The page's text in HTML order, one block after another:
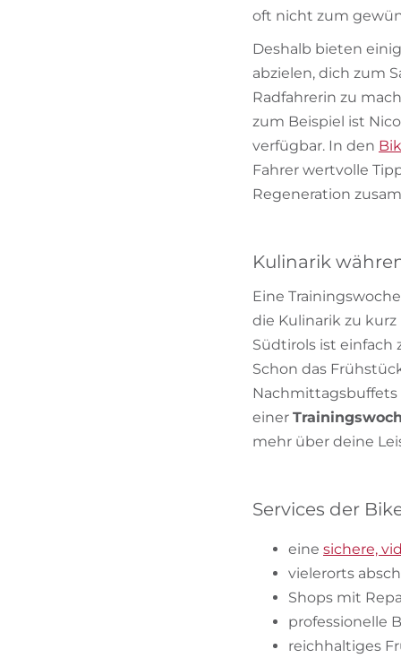
oft nicht zum
Deshalb bieten
abzielen, dich zum
Radfahrerin zu
zum Beispiel ist
verfügbar. In den
Fahrer wertvolle
Regeneration
Kulinarik
Eine
die Kulinarik zu
Südtirols ist einfach
Schon das
Nachmittagsbuffets
einer
mehr über deine
Services der
eine sichere,
vielerorts
Shops mit
professionelle
reichhaltiges